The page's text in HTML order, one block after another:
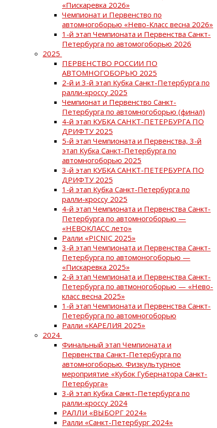
«Пискаревка 2026»
Чемпионат и Первенство по
автомногоборью «Нево-Класс весна 2026»
1-й этап Чемпионата и Первенства Санкт-
Петербурга по автомогоборью 2026
2025
ПЕРВЕНСТВО РОССИИ ПО
АВТОМНОГОБОРЬЮ 2025
2-й и 3-й этап Кубка Санкт-Петербурга по
ралли-кроссу 2025
Чемпионат и Первенство Санкт-
Петербурга по автомногоборью (финал)
4-й этап КУБКА САНКТ-ПЕТЕРБУРГА ПО
ДРИФТУ 2025
5-й этап Чемпионата и Первенства, 3-й
этап Кубка Санкт-Петербурга по
автомногоборью 2025
3-й этап КУБКА САНКТ-ПЕТЕРБУРГА ПО
ДРИФТУ 2025
1-й этап Кубка Санкт-Петербурга по
ралли-кроссу 2025
4-й этап Чемпионата и Первенства Санкт-
Петербурга по автомногоборью —
«НЕВОКЛАСС лето»
Ралли «PICNIC 2025»
3-й этап Чемпионата и Первенства Санкт-
Петербурга по автомоногоборью —
«Пискаревка 2025»
2-й этап Чемпионата и Первенства Санкт-
Петербурга по автмоногоборью — «Нево-
класс весна 2025»
1-й этап Чемпионата и Первенства Санкт-
Петербурга по автомногоборью
Ралли «КАРЕЛИЯ 2025»
2024
Финальный этап Чемпионата и
Первенства Санкт-Петербурга по
автомногоборью. Физкультурное
мероприятие «Кубок Губернатора Санкт-
Петербурга»
3-й этап Кубка Санкт-Петербурга по
ралли-кроссу 2024
РАЛЛИ «ВЫБОРГ 2024»
Ралли «Санкт-Петербург 2024»